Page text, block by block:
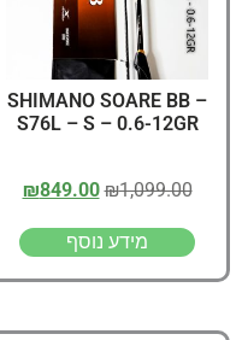
SHIMANO SOARE BB –
S76L – S – 0.6-12GR
₪1,099.00
₪849.00
מידע נוסף